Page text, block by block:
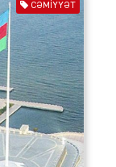
CƏMIYYƏT